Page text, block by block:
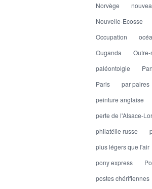
Norvège
Nouvelle-Ecosse
Occupation
Ouganda
paléontolgie
Paris
par paires
peinture anglaise
perte de l'Alsace-
philatélie russe
plus légers que l'air
pony express
postes chérifiennes